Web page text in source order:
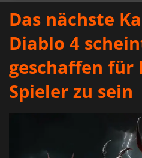
SOFTWARE
NACHRICHTEN
ANMELDEN ODER REGISTRIEREN
Das nächste
Diablo 4
geschaffen für
Spieler zu sein